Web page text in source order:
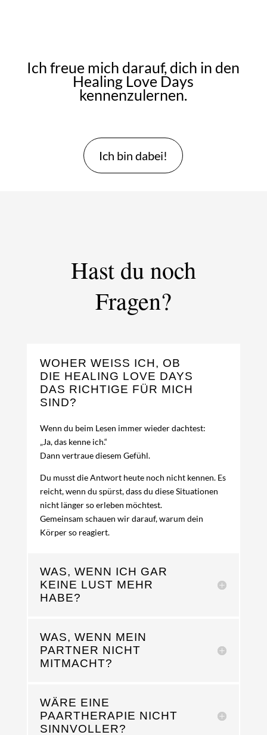
Ich freue mich darauf, dich in den
Healing Love Days
kennenzulernen.
Ich bin dabei!
Hast du noch
Fragen?
WOHER WEISS ICH, OB D
IE HEALING LOVE DAYS D
AS RICHTIGE FÜR MICH S
IND?
Wenn du beim Lesen immer wieder dachtest:
„Ja, das kenne ich.“
Dann vertraue diesem Gefühl.
Du musst die Antwort heute noch nicht kennen. Es
reicht, wenn du spürst, dass du diese Situationen
nicht länger so erleben möchtest.
Gemeinsam schauen wir darauf, warum dein
Körper so reagiert.
WAS, WENN ICH GAR
KEINE LUST MEHR
HABE?
WAS, WENN MEIN
PARTNER NICHT
MITMACHT?
WÄRE EINE
PAARTHERAPIE NICHT
SINNVOLLER?